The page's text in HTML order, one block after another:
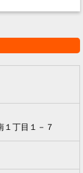
１丁目１－７